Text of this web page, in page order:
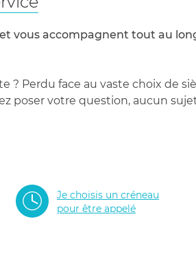
vous accompagnent tout au
Perdu face au vaste choix de
poser votre question, aucun
Je choisis un créneau
pour être appelé